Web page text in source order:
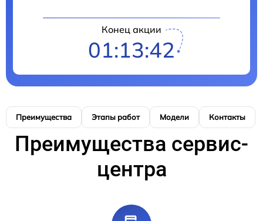
Конец акции
01:13:41
Преимущества Этапы работ Модели Контакты
Преимущества сервис-
центра